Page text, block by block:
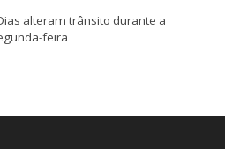
alteram trânsito durante a
feira